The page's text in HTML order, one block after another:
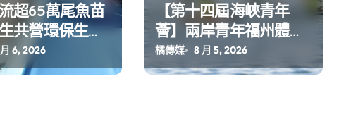
超65萬尾魚苗
共營環保生態
6, 2026
【第十四屆海峽青年
薈】兩岸青年福州體驗
水上運動
橘傳媒 8 月 5, 2026